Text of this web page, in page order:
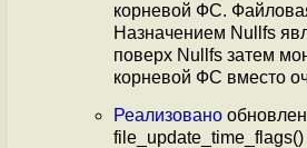
корневой ФС.
Назначением Nullfs
поверх Nullfs затем
корневой ФС вместо
Реализовано